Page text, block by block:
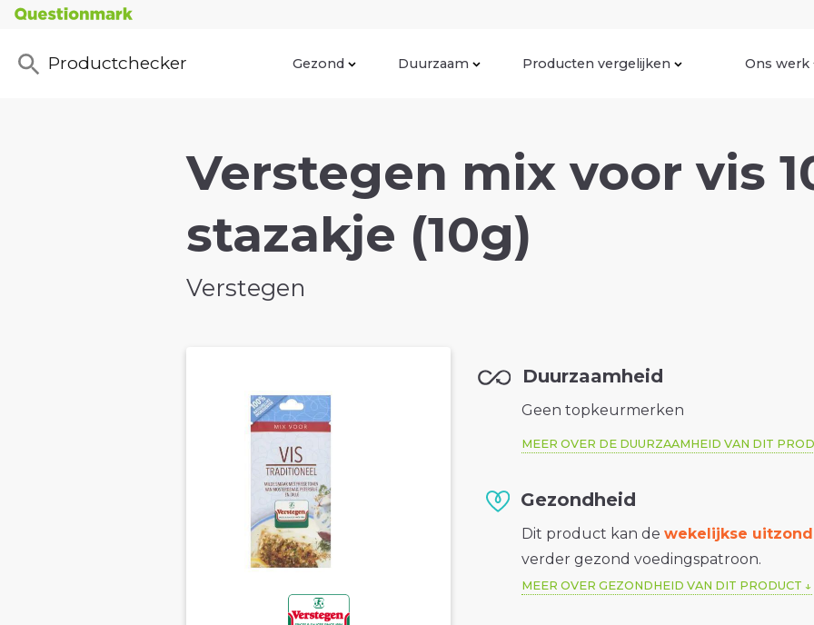
Productchecker Gezond Duurzaam Producten vergelijken Ons werk
Verstegen mix voor vis
stazakje (10g)
Verstegen
Duurzaamheid
Geen topkeurmerken
MEER OVER DE DUURZAAMHEID VAN DIT
Gezondheid
Dit product kan dewekelijkse
verder gezond voedingspatroon.
MEER OVER GEZONDHEID VAN DIT PRODUCT